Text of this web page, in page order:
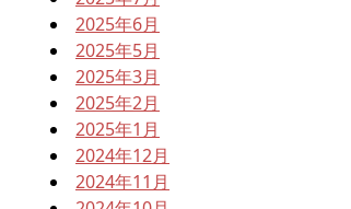
2025年6月
2025年5月
2025年3月
2025年2月
2025年1月
2024年12月
2024年11月